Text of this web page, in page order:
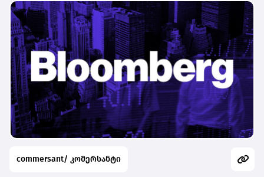
commersant/ კომერსანტი